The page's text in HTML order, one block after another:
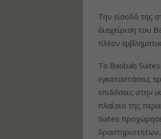
Την είσοδό της
διαχείριση του
πλέον
Το Baobab Suites
εγκαταστάσεις
επιδόσεις στην
πλαίσιο της
Suites